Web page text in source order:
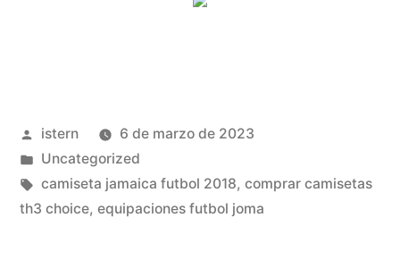
Publicado
por
istern
6 de marzo de 2023
Publicado
en
Uncategorized
Etiquetas:
camiseta jamaica futbol 2018, comprar camisetas
th3 choice, equipaciones futbol joma